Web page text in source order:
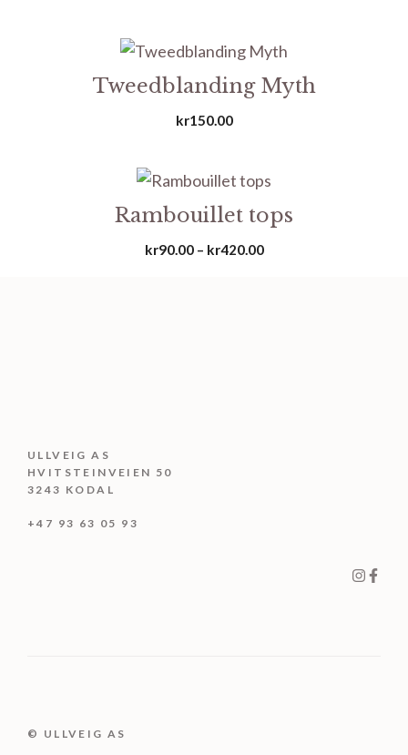
kr300.00
Tweedblanding Myth
kr150.00
Rambouillet tops
kr90.00 – kr420.00Prisområde:
ULLVEIG AS
HVITSTEINVEIEN 50
3243 KODAL
+47 93 63 05 93
© ULLVEIG AS